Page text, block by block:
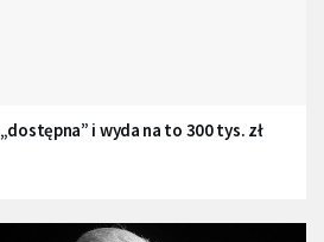
i wyda na to 300 tys. zł